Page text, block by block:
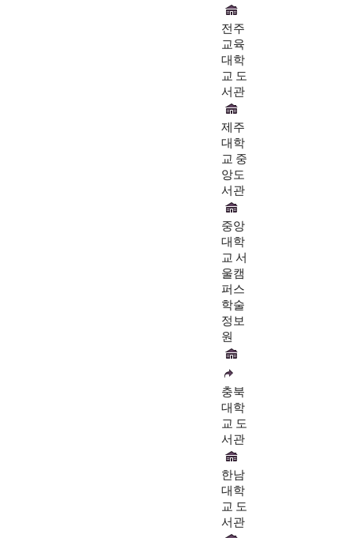
전주
교육
대학
교 도
서관
제주
대학
교 중
앙도
서관
중앙
대학
교 서
울캠
퍼스
학술
정보
원
충북
대학
교 도
서관
한남
대학
교 도
서관